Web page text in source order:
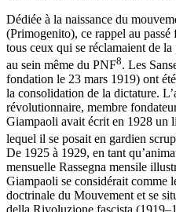
Dédiée à la naissance du
(Primogenito), ce rappel au passé
tous ceux qui se réclamaient de
au sein même du PNF8. Les
fondation le 23 mars 1919) ont
la consolidation de la dictature.
révolutionnaire, membre
Giampaoli avait écrit en 1928 un
lequel il se posait en gardien
De 1925 à 1929, en tant
mensuelle Rassegna mensile
Giampaoli se considérait comme
doctrinale du Mouvement et se